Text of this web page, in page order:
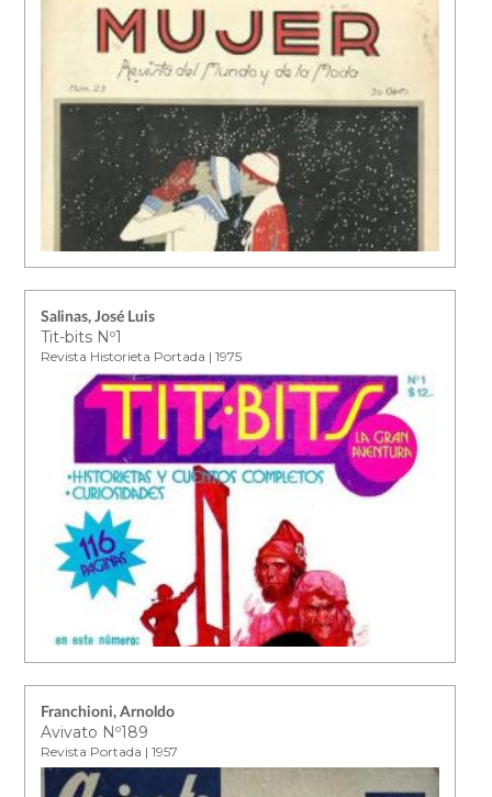
Salinas, José Luis
Tit-bits Nº1
Revista Historieta Portada | 1975
Franchioni, Arnoldo
Avivato Nº189
Revista Portada | 1957